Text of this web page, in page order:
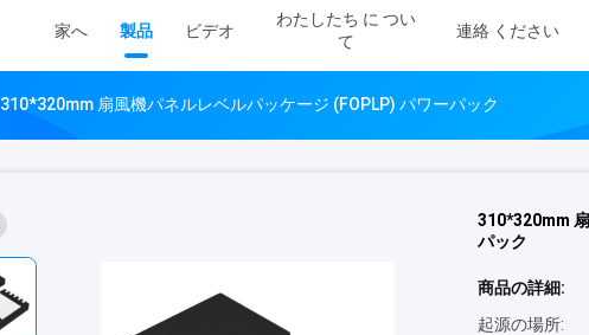
家へ 製品 ビデオ
わたしたち に つい
て
連絡 ください
310*320mm 扇風機パネルレベルパッケージ (FOPLP) パワーパック
310*320mm
パック
商品の詳細:
起源の場所: